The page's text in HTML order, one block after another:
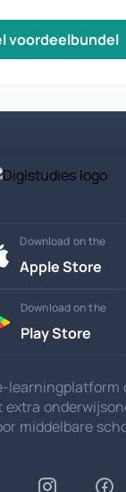
voordeelbundel
Download on the
Apple Store
Download on the
Play Store
learningplatform
extra
middelbare